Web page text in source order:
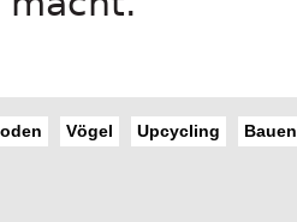
Vögel Upcycling Bauen